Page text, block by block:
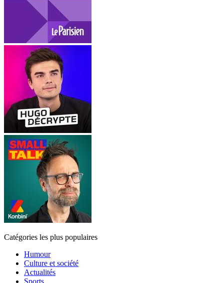
Catégories les plus populaires
Humour
Culture et société
Actualités
Sports